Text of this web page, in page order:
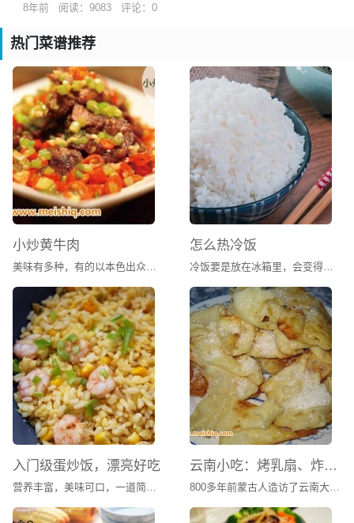
Black Bean Sauce/Pan-Fried or Braised）
葱焅河鲫鱼 ：Braised Crucian Carp with Scallion
竹香鲫鱼 ：Fried Crucian Carp with Bamboo Flavor
白汁拆烩鲢鱼头 ：Stewed Silver Carp Head
豉油王蒸鲈鱼 ：Steamed Perch in Black Bean Sauce
莼菜鲈鱼烩 ：Stewed Perch with Water Shield Leaves
豆瓣鲈鱼 ：Braised Perch in Soy Bean Paste
锅仔雪菜鲈鱼 ：Stewed Perch with Potherb Mustard
鲈鱼（清蒸，红烧,锅仔泡椒煮） ：Perch
（Steamed/Braised/ Stewed with Marinated Chili）
蜜汁蒸鲈鱼 ：Steamed Perch Filet in Honey Sauce
烧烤鲈鱼片 ：Char-Grilled Perch Filet
Bean Sauce
烧汁鳗鱼条 ：Sautéed Eel in Spicy Sauce
生炒鳗片 ：Sautéed Eel Slices
蒜香鳗片 ：Sautéed Eel Slices with Garlic
碳烧鳗鱼 ：BBQ Eel
雪菜墨鱼丝 ：Sautéed Shredded Cuttlefish with Potherb
Mustard
鲶鱼烧茄子 ：Braised Cat Fish with Eggplant
白灵菇扣裙边 ：Braised Mushrooms with Turtle Rim
白汁烧裙边 ：Stewed Turtle Rim
百花酿蟹钳 ：Fried Crab Claws Stuffed with Minced Shrimp
冰糖甲鱼 ：Steamed Turtle in Crystal Sugar Soup
8年前 阅读：9083 评论：0
热门菜谱推荐
小炒黄牛肉 怎么热冷饭
入门级蛋炒饭，漂亮好吃 云南小吃：烤乳扇、炸乳扇